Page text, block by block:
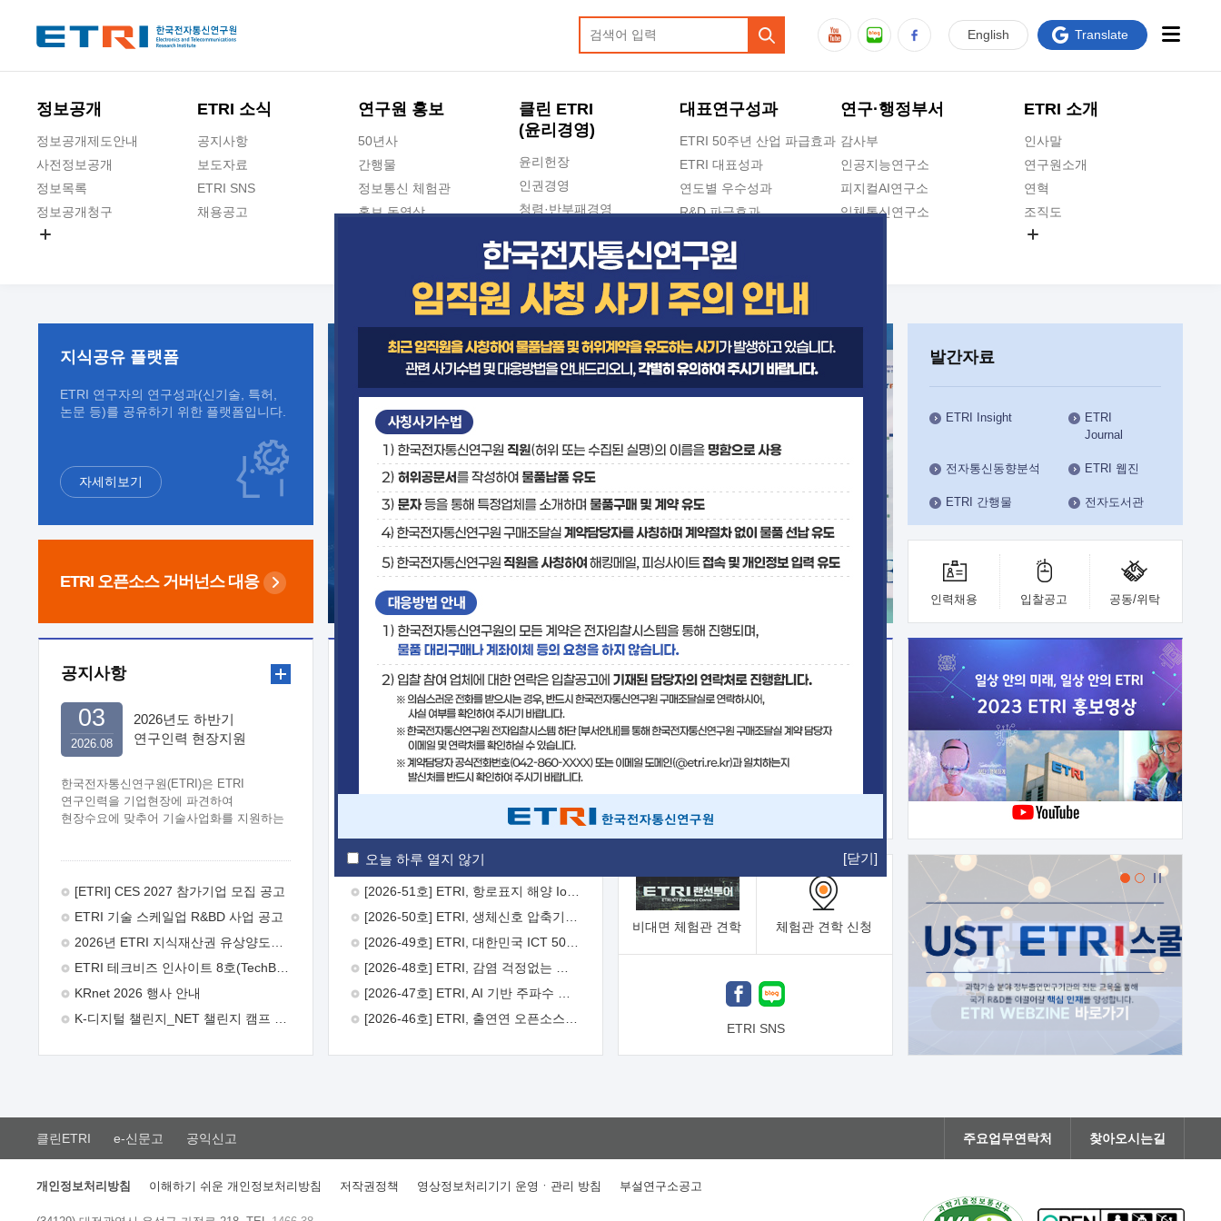
오늘 하루 열지 않기 [닫기]
정보공개
정보공개제도안내
사전정보공개
정보목록
정보공개청구
ETRI 소식
공지사항
보도자료
ETRI SNS
채용공고
연구원 홍보
50년사
간행물
정보통신 체험관
홍보 동영상
클린 ETRI
(윤리경영)
윤리헌장
인권경영
청렴·반부패경영
청렴포털 신고
수의계약 현황
부패징계 현황
감사결과공개
대표연구성과
ETRI 50주년 산업 파급효과
ETRI 대표성과
연도별 우수성과
R&D 파급효과
지식공유플랫폼
연구·행정부서
감사부
인공지능연구소
피지컬AI연구소
입체통신연구소
인공지능안전연구소
우주항공반도체전략연구단
대경권연구본부
호남권연구본부
기획본부
사업화본부
행정본부
대외협력부
ETRI 소개
인사말
연구원소개
연혁
조직도
ETRI CI
English Translate
지식공유 플랫폼
ETRI 연구자의 연구성과(신기술, 특허,
논문 등)를 공유하기 위한 플랫폼입니다.
자세히보기
ETRI 오픈소스 거버넌스 대응
발간자료
ETRI Insight
ETRI
Journal
전자통신동향분석 ETRI 웹진
ETRI 간행물 전자도서관
인력채용 입찰공고 공동/위탁
공지사항
2026년도 하반기
연구인력 현장지원
한국전자통신연구원(ETRI)은 ETRI
연구인력을 기업현장에 파견하여
현장수요에 맞추어 기술사업화를 지원하는
주시기 바랍니다. 2026년 8월
추진목적: ETRI 인력을 기업현장에 파견.
기술지원을 실시함으로써 ETRI 개발기술의
극대화하고, 지원기업을 강견기업으로
육성하고자 함.  신청자격: ETRI
ETRI 창업/연구소기업, 기술이전/출자기업
(2 ~ 3년차) 연봉의 40%  추진일정(1)
희망기업 신청/접수(2)희망인력-희망기업
매칭(3)현장조사/ 선정(심의)(4)협약체결
26일 9월초순 9월 중순 10월 이후*
2026.08
03
[ETRI] CES 2027 참가기업 모집 공고
ETRI 기술 스케일업 R&BD 사업 공고
ETRI 테크비즈 인사이트 8호(TechBiz Insight Vol.8) 발간
KRnet 2026 행사 안내
보도자료
[2026-52호] ETRI, ITU-T 자율주행차 국제표준화 주도한다
기술사업화플랫폼/기술이전
기술예고 중소기업 지원
보유특허 이전가능 기술
융합기술연구생산센터 반도체실험실
비대면 체험관 견학 체험관 견학 신청
ETRI SNS
클린ETRI e-신문고 공익신고 주요업무연락처 찾아오시는길
개인정보처리방침 이해하기 쉬운 개인정보처리방침 저작권정책 영상정보처리기기 운영ㆍ관리 방침 부설연구소공고